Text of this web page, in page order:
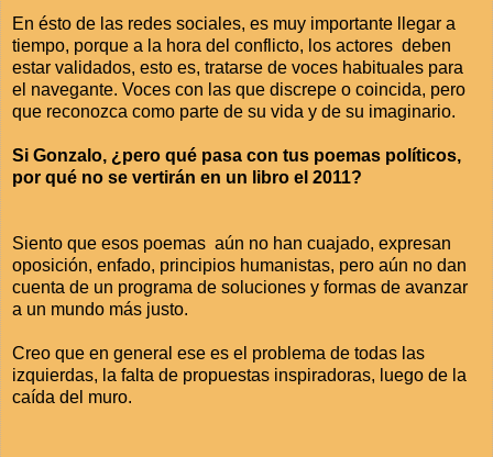
En ésto de las redes sociales, es muy importante llegar a
tiempo, porque a la hora del conflicto, los actores deben
estar validados, esto es, tratarse de voces habituales para
el navegante. Voces con las que discrepe o coincida, pero
que reconozca como parte de su vida y de su imaginario.
Si Gonzalo, ¿pero qué pasa con tus poemas políticos,
por qué no se vertirán en un libro el 2011?
Siento que esos poemas aún no han cuajado, expresan
oposición, enfado, principios humanistas, pero aún no dan
cuenta de un programa de soluciones y formas de avanzar
a un mundo más justo.
Creo que en general ese es el problema de todas las
izquierdas, la falta de propuestas inspiradoras, luego de la
caída del muro.